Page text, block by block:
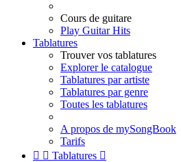
Cours de guitare
Play Guitar Hits
Tablatures
Trouver vos tablatures
Explorer le catalogue
Tablatures par artiste
Tablatures par genre
Toutes les tablatures
A propos de mySongBook
Tarifs
  Tablatures 